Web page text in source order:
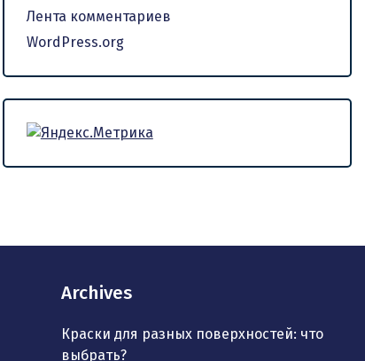
Лента комментариев
WordPress.org
Archives
Краски для разных поверхностей: что
выбрать?